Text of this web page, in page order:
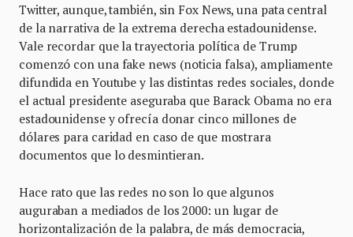
Twitter, aunque, también, sin Fox News, una pata central
de la narrativa de la extrema derecha estadounidense.
Vale recordar que la trayectoria política de Trump
comenzó con una fake news (noticia falsa), ampliamente
difundida en Youtube y las distintas redes sociales, donde
el actual presidente aseguraba que Barack Obama no era
estadounidense y ofrecía donar cinco millones de
dólares para caridad en caso de que mostrara
documentos que lo desmintieran.
Hace rato que las redes no son lo que algunos
auguraban a mediados de los 2000: un lugar de
horizontalización de la palabra, de más democracia,